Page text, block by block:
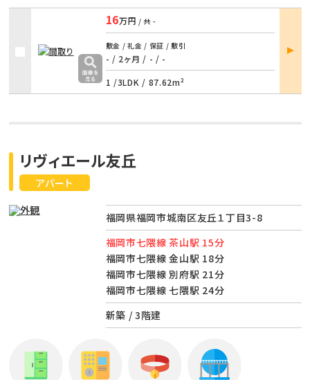
16万円 / 共 -
敷金 / 礼金 / 保証 / 敷引
- / 2ヶ月 / - / -
1 /3LDK / 87.62m²
部屋
詳細
アパート
リヴィエール友丘
福岡県福岡市城南区友丘１丁目3-8
福岡市七隈線 茶山駅 15分
福岡市七隈線 金山駅 18分
福岡市七隈線 別府駅 21分
福岡市七隈線 七隈駅 24分
新築 / 3階建